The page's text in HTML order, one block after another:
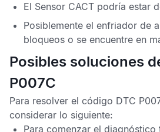
El Sensor CACT podría estar
Posiblemente el enfriador de
bloqueos o se encuentre en
Posibles soluciones
P007C
Para resolver el código DTC
considerar lo siguiente:
Para comenzar el diagnóstico